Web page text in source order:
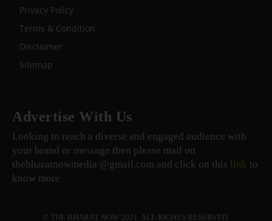
Privacy Policy
Terms & Condition
Disclaimer
Sitemap
Advertise With Us
Looking to reach a diverse and engaged audience with
your brand or message then please mail on
thebharatnowmedia @gmail.com and click on this link to
know more
© THE BHARAT NOW 2021. ALL RIGHTS RESERVED.